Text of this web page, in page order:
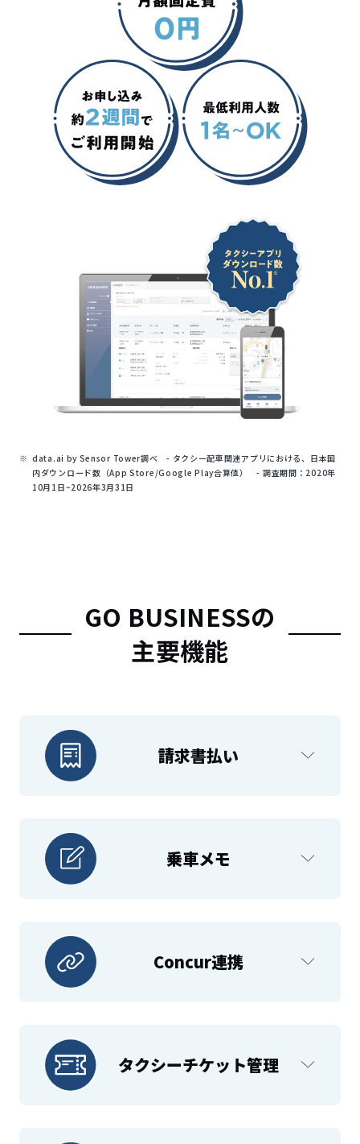
data.ai by Sensor Tower調べ - タクシー配車関連アプリにおける、日本国
内ダウンロード数（App Store/Google Play合算値） - 調査期間：2020年
10月1日~2026年3月31日
GO BUSINESSの
主要機能
請求書払い
乗車メモ
Concur連携
タクシーチケット管理